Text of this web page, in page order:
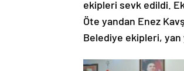
ekipleri sevk edildi.
Öte yandan Enez
Belediye ekipleri,